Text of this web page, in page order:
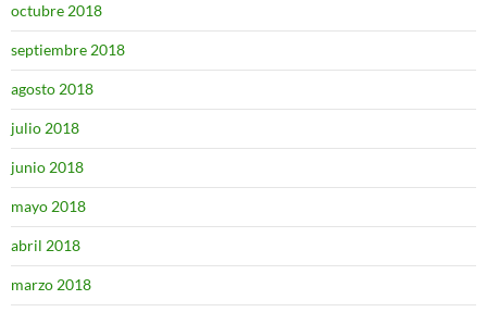
octubre 2018
septiembre 2018
agosto 2018
julio 2018
junio 2018
mayo 2018
abril 2018
marzo 2018